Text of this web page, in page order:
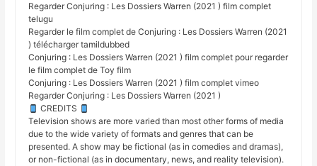
Regarder Conjuring : Les Dossiers Warren (2021 ) film complet
telugu
Regarder le film complet de Conjuring : Les Dossiers Warren (2021
) télécharger tamildubbed
Conjuring : Les Dossiers Warren (2021 ) film complet pour regarder
le film complet de Toy film
Conjuring : Les Dossiers Warren (2021 ) film complet vimeo
Regarder Conjuring : Les Dossiers Warren (2021 )
CREDITS
Television shows are more varied than most other forms of media
due to the wide variety of formats and genres that can be
presented. A show may be fictional (as in comedies and dramas),
or non-fictional (as in documentary, news, and reality television).